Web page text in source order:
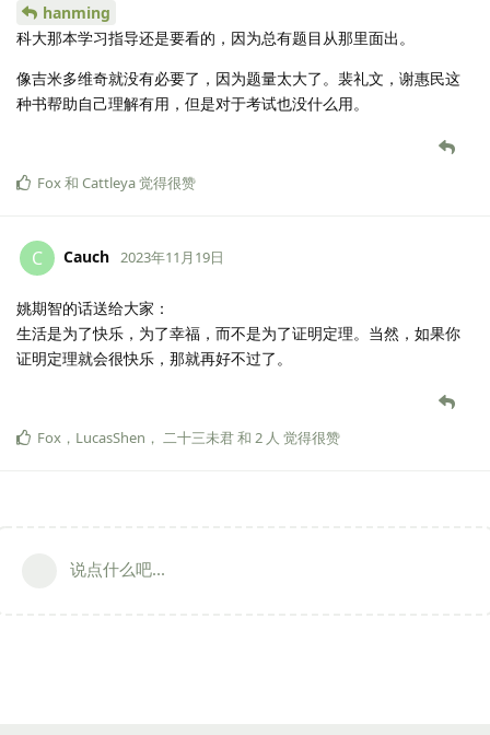
hanming
科大那本学习指导还是要看的，因为总有题目从那里面出。
像吉米多维奇就没有必要了，因为题量太大了。裴礼文，谢惠民这
种书帮助自己理解有用，但是对于考试也没什么用。
Fox和 Cattleya觉得很赞
C Cauch 2023年11月19日
姚期智的话送给大家：
生活是为了快乐，为了幸福，而不是为了证明定理。当然，如果你
证明定理就会很快乐，那就再好不过了。
Fox ， LucasShen ， 二十三未君和 2 人 觉得很赞
说点什么吧...